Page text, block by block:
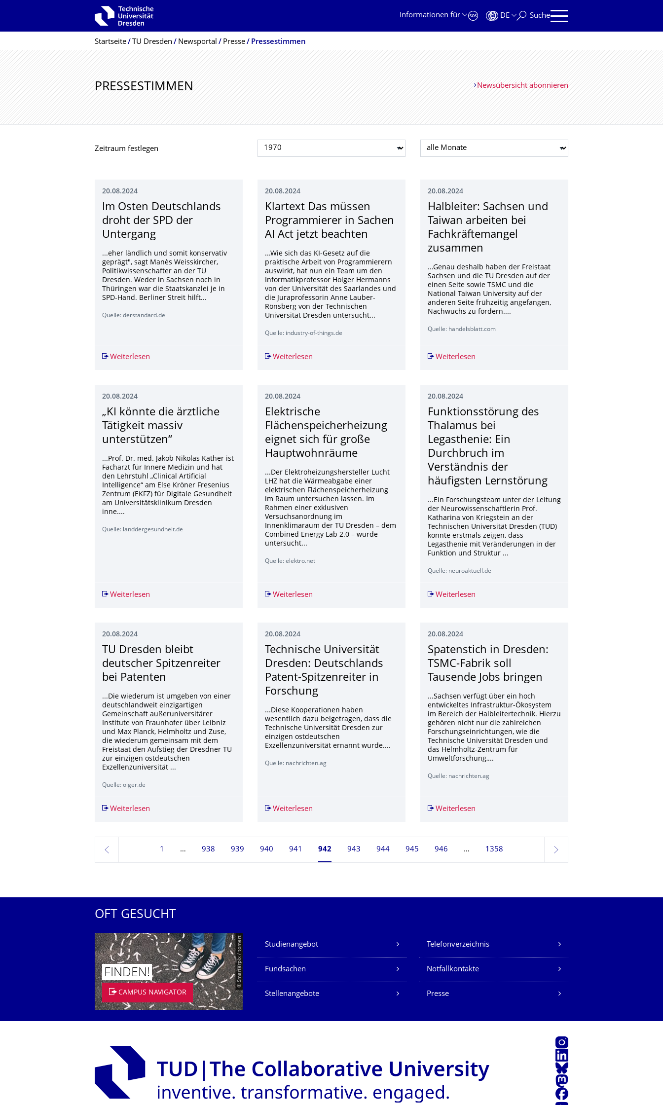
Zur Hauptnavigation springen
Informationen für
DE Suche
Breadcrumb-Menü
Startseite TU Dresden Newsportal Presse Pressestimmen
PRESSESTIMMEN Newsübersicht abonnieren
Zeitraum festlegen Jahr auswählen Monat auswählen
20.08.2024
Im Osten Deutschlands
droht der SPD der
Untergang
...eher ländlich und somit konservativ
geprägt", sagt Manès Weisskircher,
Politikwissenschafter an der TU
Dresden. Weder in Sachsen noch in
Thüringen war die Staatskanzlei je in
SPD-Hand. Berliner Streit hilft...
Quelle: derstandard.de
Weiterlesen Im Osten Deutschlands droht der SPD der Untergang
20.08.2024
Klartext Das müssen
Programmierer in Sachen
AI Act jetzt beachten
...Wie sich das KI-Gesetz auf die
praktische Arbeit von Programmierern
auswirkt, hat nun ein Team um den
Informatikprofessor Holger Hermanns
von der Universität des Saarlandes und
die Juraprofessorin Anne Lauber-
Rönsberg von der Technischen
Universität Dresden untersucht...
Quelle: industry-of-things.de
Weiterlesen Klartext Das müssen Programmierer in Sachen AI Act jetzt beachten
20.08.2024
Halbleiter: Sachsen und
Taiwan arbeiten bei
Fachkräftemangel
zusammen
...Genau deshalb haben der Freistaat
Sachsen und die TU Dresden auf der
einen Seite sowie TSMC und die
National Taiwan University auf der
anderen Seite frühzeitig angefangen,
Nachwuchs zu fördern....
Quelle: handelsblatt.com
Weiterlesen
20.08.2024
„KI könnte die ärztliche
Tätigkeit massiv
unterstützen“
...Prof. Dr. med. Jakob Nikolas Kather ist
Facharzt für Innere Medizin und hat
den Lehrstuhl „Clinical Artificial
Intelligence“ am Else Kröner Fresenius
Zentrum (EKFZ) für Digitale Gesundheit
am Universitätsklinikum Dresden
inne....
Quelle: landdergesundheit.de
Weiterlesen „KI könnte die ärztliche Tätigkeit massiv unterstützen“
20.08.2024
Elektrische
Flächenspeicher­heizung
eignet sich für große
Hauptwohnräume
...Der Elektroheizungshersteller Lucht
LHZ hat die Wärmeabgabe einer
elektrischen Flächenspeicherheizung
im Raum untersuchen lassen. Im
Rahmen einer exklusiven
Versuchsanordnung im
Innenklimaraum der TU Dresden – dem
Combined Energy Lab 2.0 – wurde
untersucht...
Quelle: elektro.net
Weiterlesen Elektrische Flächenspeicherheizung eignet sich für große Hauptwohnräume
20.08.2024
Funktionsstörung des
Thalamus bei
Legasthenie: Ein
Durchbruch im
Verständnis der
häufigsten Lernstörung
...Ein Forschungsteam unter der Leitung
der Neurowissenschaftlerin Prof.
Katharina von Kriegstein an der
Technischen Universität Dresden (TUD)
konnte erstmals zeigen, dass
Legasthenie mit Veränderungen in der
Funktion und Struktur ...
Quelle: neuroaktuell.de
Weiterlesen
20.08.2024
TU Dresden bleibt
deutscher Spitzenreiter
bei Patenten
...Die wiederum ist umgeben von einer
deutschlandweit einzigartigen
Gemeinschaft außeruniversitärer
Institute von Fraunhofer über Leibniz
und Max Planck, Helmholtz und Zuse,
die wiederum gemeinsam mit dem
Freistaat den Aufstieg der Dresdner TU
zur einzigen ostdeutschen
Exzellenzuniversität ...
Quelle: oiger.de
Weiterlesen TU Dresden bleibt deutscher Spitzenreiter bei Patenten
20.08.2024
Technische Universität
Dresden: Deutschlands
Patent-Spitzenreiter in
Forschung
...Diese Kooperationen haben
wesentlich dazu beigetragen, dass die
Technische Universität Dresden zur
einzigen ostdeutschen
Exzellenzuniversität ernannt wurde....
Quelle: nachrichten.ag
Weiterlesen Technische Universität Dresden: Deutschlands Patent-Spitzenreiter in Forschung
20.08.2024
Spatenstich in Dresden:
TSMC-Fabrik soll
Tausende Jobs bringen
...Sachsen verfügt über ein hoch
entwickeltes Infrastruktur-Ökosystem
im Bereich der Halbleitertechnik. Hierzu
gehören nicht nur die zahlreichen
Forschungseinrichtungen, wie die
Technische Universität Dresden und
das Helmholtz-Zentrum für
Umweltforschung,...
Quelle: nachrichten.ag
Weiterlesen
zurück
1 938 939 940 941 Seite 942, aktuell ausgewählt
942 943 944 945 946 1358
weiter
OFT GESUCHT
© Smarterpix / tomert
FINDEN!
CAMPUS NAVIGATOR
Unsere Dienste
Studienangebot Telefonverzeichnis
Fundsachen Notfallkontakte
Stellenangebote Presse
Instagram
LinkedIn
Bluesky
Mastodon
Facebook